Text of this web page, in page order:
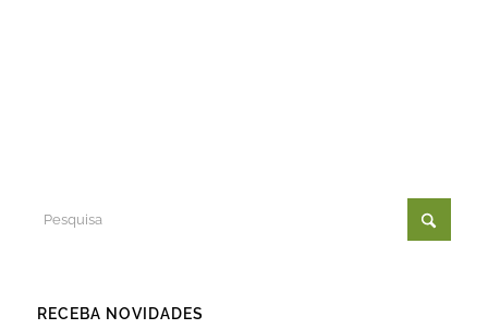
RECEBA NOVIDADES